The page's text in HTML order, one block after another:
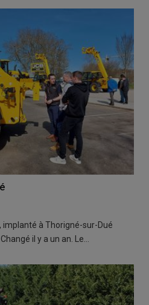
implanté à Thorigné-sur-Dué
il y a un an. Le…